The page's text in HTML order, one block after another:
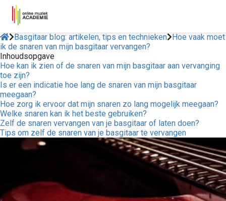
Basgitaar blog: artikelen, tips en technieken
Hoe vaak moet
ik de snaren van mijn basgitaar vervangen?
Inhoudsopgave
Hoe kan ik zien of de snaren van mijn basgitaar aan vervanging
toe zijn?
Is er een indicatie hoe lang de snaren van mijn basgitaar
meegaan?
Hoe zorg ik ervoor dat mijn snaren zo lang mogelijk meegaan?
Welke snaren kan ik het beste gebruiken?
Zelf de snaren vervangen van je basgitaar of laten doen?
Tips om zelf de snaren van je basgitaar te vervangen